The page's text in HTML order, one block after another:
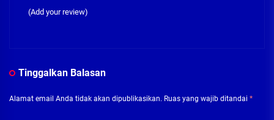
(Add your review)
Tinggalkan Balasan
Alamat email Anda tidak akan dipublikasikan. Ruas yang wajib ditandai *